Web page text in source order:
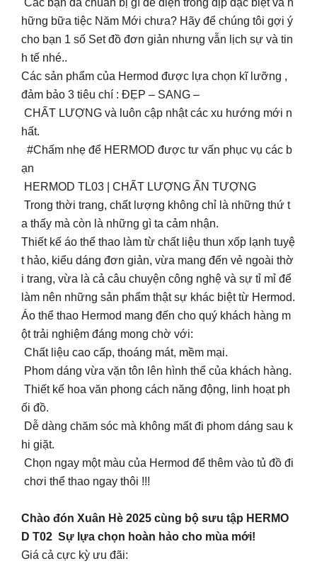
Các bạn đã chuẩn bị gì để diện trong dịp đặc biệt và n
hững bữa tiệc Năm Mới chưa? Hãy để chúng tôi gợi ý
cho bạn 1 số Set đồ đơn giản nhưng vẫn lịch sự và tin
h tế nhé..
Các sản phẩm của Hermod được lựa chọn kĩ lưỡng ,
đảm bảo 3 tiêu chí : ĐẸP – SANG –
CHẤT LƯỢNG và luôn cập nhật các xu hướng mới n
hất.
#Chấm nhẹ để HERMOD được tư vấn phục vụ các b
ạn
HERMOD TL03 | CHẤT LƯỢNG ẤN TƯỢNG
Trong thời trang, chất lượng không chỉ là những thứ t
a thấy mà còn là những gì ta cảm nhận.
Thiết kế áo thể thao làm từ chất liệu thun xốp lạnh tuyệ
t hảo, kiểu dáng đơn giản, vừa mang đến vẻ ngoài thờ
i trang, vừa là cả câu chuyện công nghệ và sự tỉ mỉ để
làm nên những sản phẩm thật sự khác biệt từ Hermod.
Áo thể thao Hermod mang đến cho quý khách hàng m
ột trải nghiệm đáng mong chờ với:
Chất liệu cao cấp, thoáng mát, mềm mại.
Phom dáng vừa vặn tôn lên hình thể của khách hàng.
Thiết kế hoa văn phong cách năng động, linh hoạt ph
ối đồ.
Dễ dàng chăm sóc mà không mất đi phom dáng sau k
hi giặt.
Chọn ngay một màu của Hermod để thêm vào tủ đồ đi
chơi thể thao ngay thôi !!!
Chào đón Xuân Hè 2025 cùng bộ sưu tập HERMO
D T02 Sự lựa chọn hoàn hảo cho mùa mới!
Giá cả cực kỳ ưu đãi: